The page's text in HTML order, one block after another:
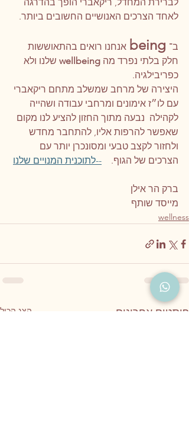
לאחד הצרכים האנושיים החשובים ביותר.
ב־ being אנחנו רואים בהתאוששות
חלק בלתי נפרד מה wellbeing שלנו ולא
כפריבילגיה.
היצירה של מרחב שמשלב מתחם ריקאברי
עם לו״ז אימונים ומרחבי עבודה ושהייה
לקהילה  נבעה מתוך החזון להציע לנו מקום
שאפשר להרפות אליו, להתחבר מחדש
ולחזור לקצב טבעי ומסונכרן יותר עם
הצרכים של הגוף. --לתוכנית המנויים שלנו
ברק הר אילן
מייסד שותף
wellness
פוסטים אחרונים הצג הכול